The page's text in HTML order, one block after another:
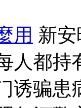
用 新
人都持
诱骗